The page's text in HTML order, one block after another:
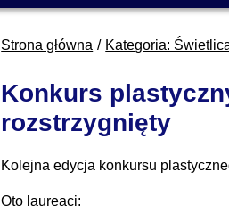
Strona główna Kategoria:
Konkurs
rozstrzygnięty
Kolejna edycja konkursu
Oto laureaci: